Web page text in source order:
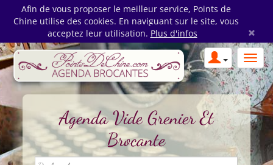
Afin de vous proposer le meilleur service, Points de
Chine utilise des cookies. En naviguant sur le site, vous
acceptez leur utilisation. Plus d'infos ×
Agenda Vide Grenier Et
Brocante